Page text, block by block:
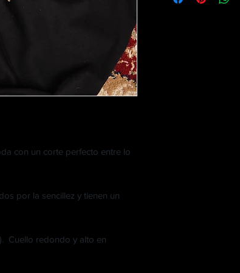
con un corte perfecto entre lo
por la sencillez y tienen un
Cuello redondo y alto en